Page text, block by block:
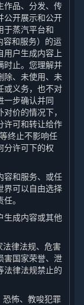
作品、分发、传
公开展示和公开
于蒸汽平台和
容和服务）的运
用户生成内容上
时止。您理解并
除、未使用、未
或义务，也不对
一步确认并同
价的情况下，
许可和转让给作
终止不影响任
分许可下的权
容和服务、或任
界可以自由选择
。
生成内容或其他
法律法规、危害
害国家荣誉、泄
法律法规禁止的
恐怖、教唆犯罪